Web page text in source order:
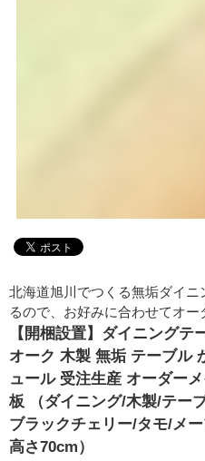
北海道旭川でつくる無垢ダイ
るので、お好みに合わせてオー
【開梱設置】ダイニングテ
オーク 木製 無垢 テーブル
ュール 受注生産 オーダー
板 （ダイニング/木製/テー
ブラックチェリー/タモ/メ
高さ70cm）